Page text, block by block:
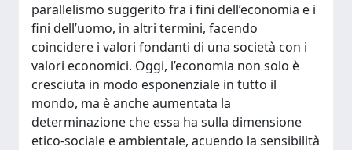
parallelismo suggerito fra i fini dell’economia e i
fini dell’uomo, in altri termini, facendo
coincidere i valori fondanti di una società con i
valori economici. Oggi, l’economia non solo è
cresciuta in modo esponenziale in tutto il
mondo, ma è anche aumentata la
determinazione che essa ha sulla dimensione
etico-sociale e ambientale, acuendo la sensibilità